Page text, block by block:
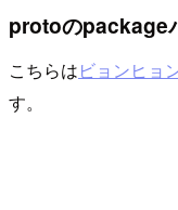
protoのpackage
こちらはビョンヒョ
す。